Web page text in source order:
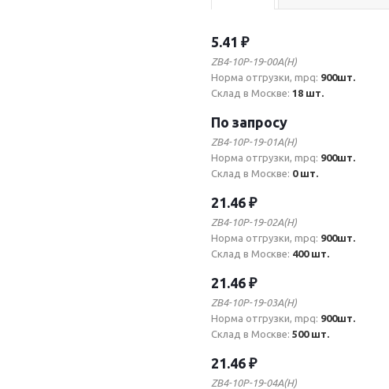
5.41 ₽
ZB4-10P-19-00A(H)
Норма отгрузки, mpq: 900шт.
Склад в Москве: 18 шт.
По запросу
ZB4-10P-19-01A(H)
Норма отгрузки, mpq: 900шт.
Склад в Москве: 0 шт.
21.46 ₽
ZB4-10P-19-02A(H)
Норма отгрузки, mpq: 900шт.
Склад в Москве: 400 шт.
21.46 ₽
ZB4-10P-19-03A(H)
Норма отгрузки, mpq: 900шт.
Склад в Москве: 500 шт.
21.46 ₽
ZB4-10P-19-04A(H)